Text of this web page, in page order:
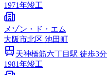
1971年竣工
メゾン・ド・エム
大阪市北区 池田町
天神橋筋六丁目 駅 徒歩3分
1981年竣工